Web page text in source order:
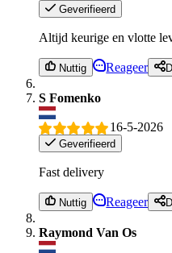
Geverifieerd
Altijd keurige en vlotte
Nuttig Reageer
S Fomenko
16-5-2026
Geverifieerd
Fast delivery
Nuttig Reageer
Raymond Van Os